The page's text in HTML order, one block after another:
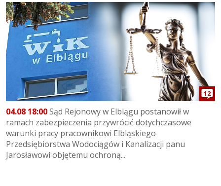
12
04.08 18:00Sąd Rejonowy w Elblągu postanowił w
ramach zabezpieczenia przywrócić dotychczasowe
warunki pracy pracownikowi Elbląskiego
Przedsiębiorstwa Wodociągów i Kanalizacji panu
Jarosławowi objętemu ochroną...